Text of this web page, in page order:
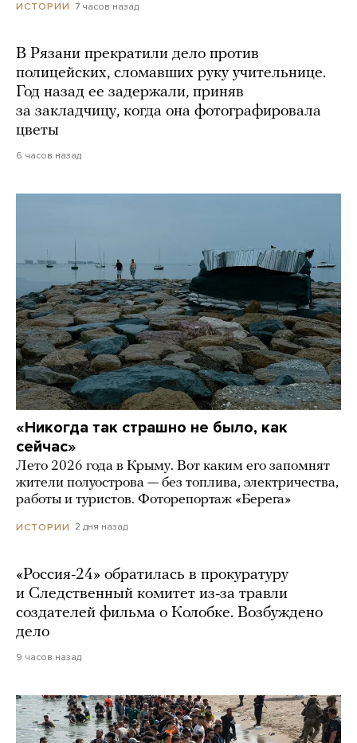
ИСТОРИИ 7 часов назад
В Рязани прекратили дело против
полицейских, сломавших руку учительнице.
Год назад ее задержали, приняв
за закладчицу, когда она фотографировала
цветы
6 часов назад
«Никогда так страшно не было, как
сейчас»
Лето 2026 года в Крыму. Вот каким его запомнят
жители полуострова — без топлива, электричества,
работы и туристов. Фоторепортаж «Берега»
ИСТОРИИ 2 дня назад
«Россия-24» обратилась в прокуратуру
и Следственный комитет из-за травли
создателей фильма о Колобке. Возбуждено
дело
9 часов назад